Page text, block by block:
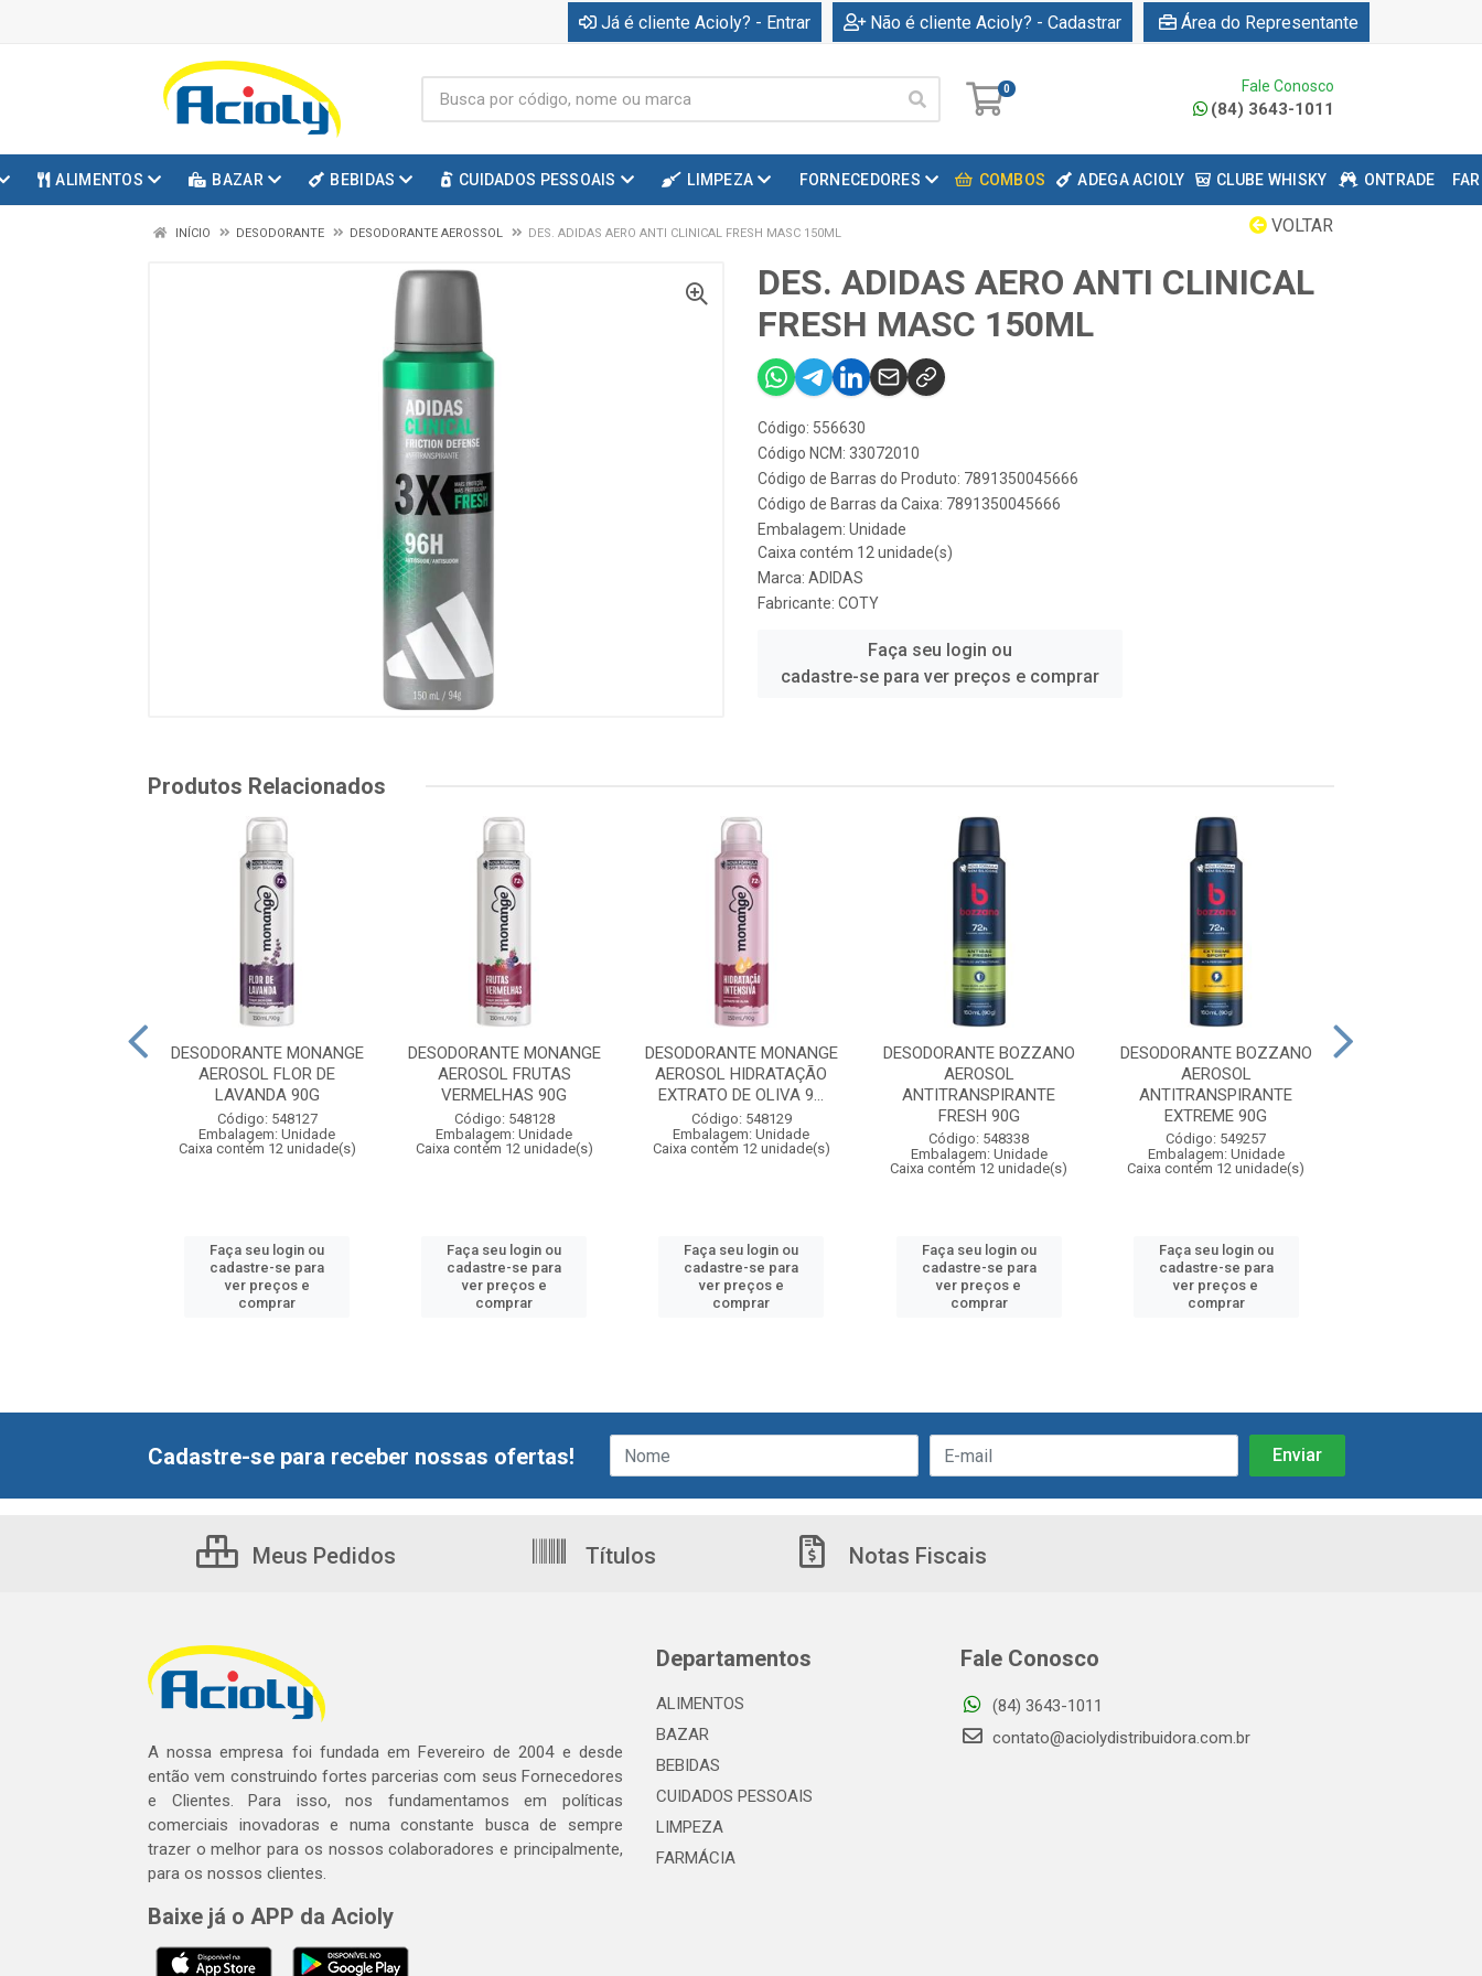
Já é cliente Acioly? - Entrar Não é cliente Acioly? - Cadastrar Área do Representante
0 Fale Conosco
(84) 3643-1011
ALIMENTOS BAZAR BEBIDAS CUIDADOS PESSOAIS LIMPEZA FORNECEDORES COMBOS ADEGA ACIOLY CLUBE WHISKY ONTRADE
VOLTAR
INÍCIO DESODORANTE DESODORANTE AEROSSOL DES. ADIDAS AERO ANTI CLINICAL FRESH MASC 150ML
DES. ADIDAS AERO ANTI CLINICAL
FRESH MASC 150ML
Código: 556630
Código NCM: 33072010
Código de Barras do Produto: 7891350045666
Código de Barras da Caixa: 7891350045666
Embalagem: Unidade
Caixa contém 12 unidade(s)
Marca: ADIDAS
Fabricante: COTY
Faça seu login ou
cadastre-se para ver preços e comprar
Produtos Relacionados
DESODORANTE MONANGE
AEROSOL FLOR DE
LAVANDA 90G
Código: 548127
Embalagem: Unidade
Caixa contém 12 unidade(s)
Faça seu login ou
cadastre-se para
ver preços e
comprar
DESODORANTE MONANGE
AEROSOL FRUTAS
VERMELHAS 90G
Código: 548128
Embalagem: Unidade
Caixa contém 12 unidade(s)
Faça seu login ou
cadastre-se para
ver preços e
comprar
DESODORANTE MONANGE
AEROSOL HIDRATAÇÃO
EXTRATO DE OLIVA 9...
Código: 548129
Embalagem: Unidade
Caixa contém 12 unidade(s)
Faça seu login ou
cadastre-se para
ver preços e
comprar
DESODORANTE BOZZANO
AEROSOL
ANTITRANSPIRANTE
FRESH 90G
Código: 548338
Embalagem: Unidade
Caixa contém 12 unidade(s)
Faça seu login ou
cadastre-se para
ver preços e
comprar
DESODORANTE BOZZANO
AEROSOL
ANTITRANSPIRANTE
EXTREME 90G
Código: 549257
Embalagem: Unidade
Caixa contém 12 unidade(s)
Faça seu login ou
cadastre-se para
ver preços e
comprar
Cadastre-se para receber nossas ofertas!
Meus Pedidos Títulos Notas Fiscais
A nossa empresa foi fundada em Fevereiro de 2004 e desde
então vem construindo fortes parcerias com seus Fornecedores
e Clientes. Para isso, nos fundamentamos em políticas
comerciais inovadoras e numa constante busca de sempre
trazer o melhor para os nossos colaboradores e principalmente,
para os nossos clientes.
Baixe já o APP da Acioly
Departamentos
ALIMENTOS
BAZAR
BEBIDAS
CUIDADOS PESSOAIS
LIMPEZA
FARMÁCIA
Fale Conosco
(84) 3643-1011
contato@aciolydistribuidora.com.br